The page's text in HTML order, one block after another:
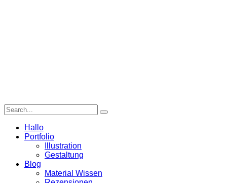
Hallo
Portfolio
Illustration
Gestaltung
Blog
Material Wissen